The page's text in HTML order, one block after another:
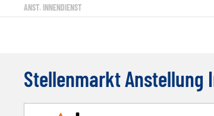
ANST. INNENDIENST
Stellenmarkt Anstellung